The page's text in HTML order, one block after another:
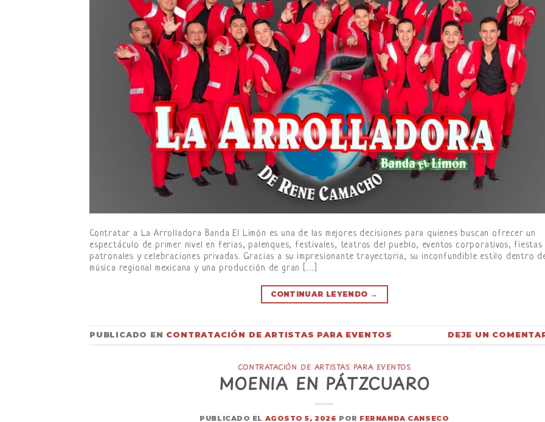
Contratar a La Arrolladora Banda El Limón es una de las mejores decisiones para quienes buscan ofrecer un
espectáculo de primer nivel en ferias, palenques, festivales, teatros del pueblo, eventos corporativos, fiestas
patronales y celebraciones privadas. Gracias a su impresionante trayectoria, su inconfundible estilo dentro
música regional mexicana y una producción de gran […]
CONTINUAR LEYENDO →
PUBLICADO EN CONTRATACIÓN DE ARTISTAS PARA EVENTOS DEJE UN
CONTRATACIÓN DE ARTISTAS PARA EVENTOS
MOENIA EN PÁTZCUARO
PUBLICADO EL AGOSTO 5, 2026 POR FERNANDA CANSECO